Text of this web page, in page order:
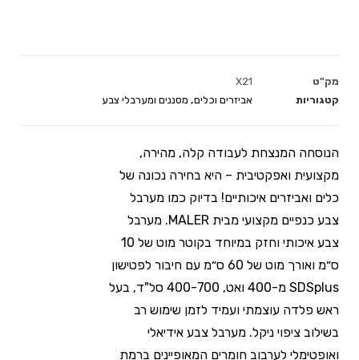
מק"ט
X21
קטגוריות
אביזרים וכלים, מסננים ומערבלי צבע
הנוסחה המנצחת לעבודה קלה, מהירה,
מקצועית ואפקטיבית – היא בחירה נכונה של
כלים ואביזרים איכותיים! בדיוק כמו מערבל
צבע כנפיים מקצועי מבית MALER. מערבל
צבע איכותי וחזק במיוחד בקוטר מוט של 10
ס״מ ואורך מוט של 60 ס״מ עם חיבור לפטישון
SDSplus מ-400 ואט, 400-700 סל"ד, בעל
ראש פלדה עוצמתי ועמיד לזמן שימוש רב
בשילוב ציפוי ניקל. מערבל צבע אידיאלי
ואופטימלי לערבוב חומרים המאופיינים ברמת